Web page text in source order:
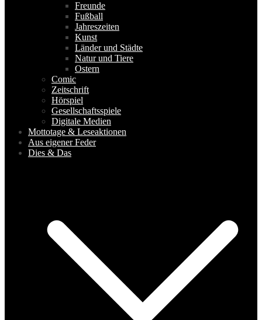
Freunde
Fußball
Jahreszeiten
Kunst
Länder und Städte
Natur und Tiere
Ostern
Comic
Zeitschrift
Hörspiel
Gesellschaftsspiele
Digitale Medien
Mottotage & Leseaktionen
Aus eigener Feder
Dies & Das